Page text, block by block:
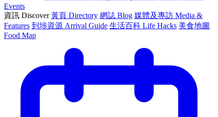
Events
資訊 Discover 黃頁 Directory 網誌 Blog 媒體及專訪 Media &
Features 到埗資源 Arrival Guide 生活百科 Life Hacks 美食地圖
Food Map